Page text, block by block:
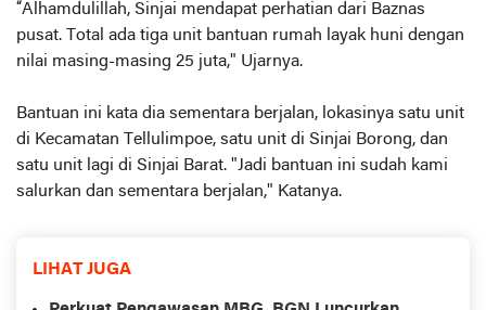
“Alhamdulillah, Sinjai mendapat perhatian dari Baznas
pusat. Total ada tiga unit bantuan rumah layak huni dengan
nilai masing-masing 25 juta," Ujarnya.
Bantuan ini kata dia sementara berjalan, lokasinya satu unit
di Kecamatan Tellulimpoe, satu unit di Sinjai Borong, dan
satu unit lagi di Sinjai Barat. "Jadi bantuan ini sudah kami
salurkan dan sementara berjalan," Katanya.
LIHAT JUGA